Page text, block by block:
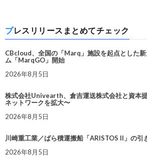
プレスリリースまとめてチェック
CBcloud、全国の「Marq」施設を起点とした
ム「MarqGO」開始
2026年8月5日
株式会社Univearth、倉吉運送株式会社と資本
ネットワークを拡大〜
2026年8月5日
川崎重工業／ばら積運搬船「ARISTOS II」の引
2026年8月5日